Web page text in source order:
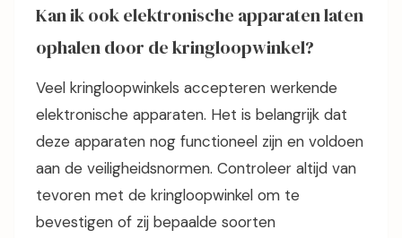
Kan ik ook elektronische apparaten laten
ophalen door de kringloopwinkel?
Veel kringloopwinkels accepteren werkende
elektronische apparaten. Het is belangrijk dat
deze apparaten nog functioneel zijn en voldoen
aan de veiligheidsnormen. Controleer altijd van
tevoren met de kringloopwinkel om te
bevestigen of zij bepaalde soorten